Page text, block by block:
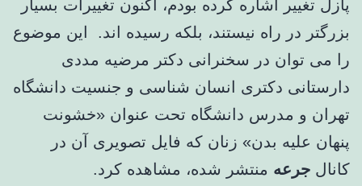
پازل تغییر اشاره کرده بودم، اکنون تغییرات بسیار
بزرگتر در راه نیستند، بلکه رسیده اند. این موضوع
را می توان در سخنرانی دکتر مرضیه مددی
دارستانی دکتری انسان شناسی و جنسیت دانشگاه
تهران و مدرس دانشگاه تحت عنوان «خشونت
پنهان علیه بدن» زنان که فایل تصویری آن در
کانال جرعه منتشر شده، مشاهده کرد.